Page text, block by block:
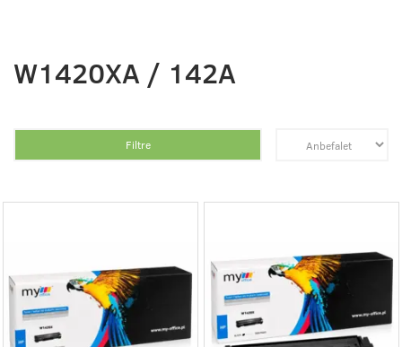
W1420XA / 142A
Filtre